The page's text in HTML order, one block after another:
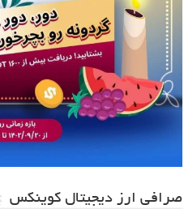
صرافی ارز دیجیتال کوینکس